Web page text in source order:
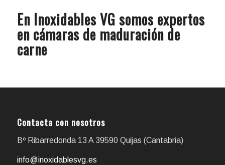
En Inoxidables VG somos expertos
en cámaras de maduración de
carne
Contacta con nosotros
Bº Ribarredonda 13 A 39590 Quijas (Cantabria)
info@inoxidablesvg.es